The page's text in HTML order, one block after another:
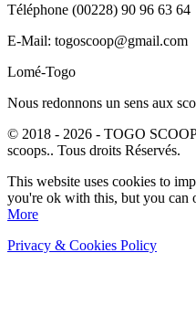
Téléphone (00228) 90 96 63 64
E-Mail: togoscoop@gmail.com
Lomé-Togo
Nous redonnons un sens aux
© 2018 - 2026 - TOGO
scoops.. Tous droits Réservés.
This website uses cookies to
you're ok with this, but you can
More
Privacy & Cookies Policy